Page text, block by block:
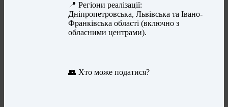
📍 Регіони реалізації:
Дніпропетровська, Львівська та Івано-
Франківська області (включно з
обласними центрами).
👥 Хто може податися?